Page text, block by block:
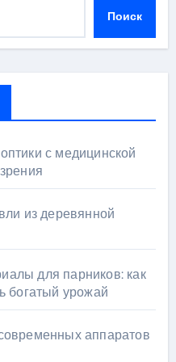
Поиск
с медицинской
из деревянной
для парников: как
богатый урожай
аппаратов